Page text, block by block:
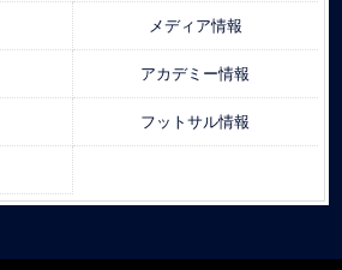
メディア情報
アカデミー情報
フットサル情報